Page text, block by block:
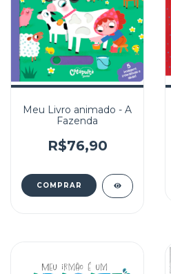
Meu Livro animado - A
Fazenda
R$76,90